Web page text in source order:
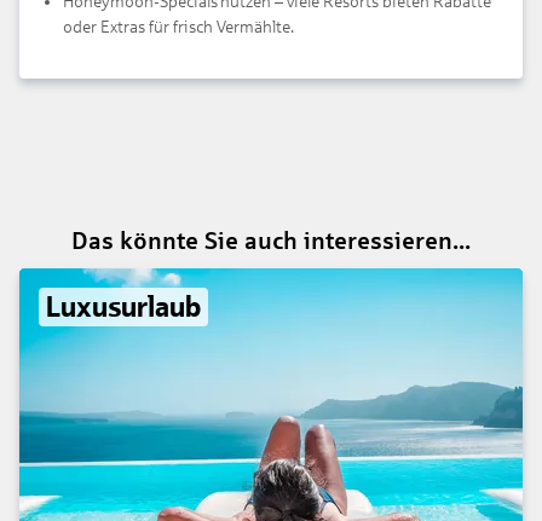
oder Extras für frisch Vermählte.
Das könnte Sie auch interessieren...
Luxusurlaub